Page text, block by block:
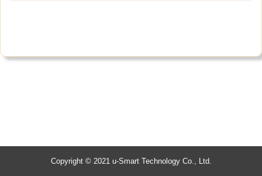
Copyright © 2021 u-Smart Technology Co., Ltd.